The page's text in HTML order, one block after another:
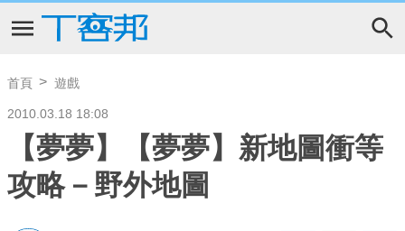
首頁 遊戲
2010.03.18 18:08
【夢夢】【夢夢】新地圖衝等
攻略－野外地圖